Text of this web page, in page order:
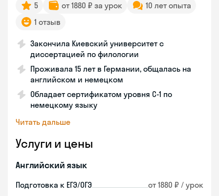
5 от 1880 ₽ за урок
10 лет опыта
1 отзыв
Закончила Киевский университет с
диссертацией по филологии
Проживала 15 лет в Германии, общалась на
английском и немецком
Обладает сертификатом уровня C-1 по
немецкому языку
Читать дальше
Услуги и цены
Английский язык
Подготовка к ЕГЭ/ОГЭ от 1880 ₽ / урок